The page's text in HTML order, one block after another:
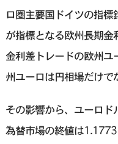
ロ圏主要国ドイツの指
が指標となる欧州長期
金利差トレードの欧州ユ
州ユーロは円相場だけで
その影響から、ユーロ
為替市場の終値は